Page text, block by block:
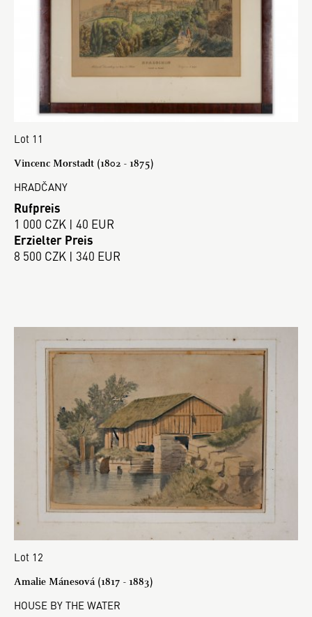
Lot 11
Vincenc Morstadt (1802 - 1875)
HRADČANY
Rufpreis
1 000 CZK | 40 EUR
Erzielter Preis
8 500 CZK | 340 EUR
Lot 12
Amalie Mánesová (1817 - 1883)
HOUSE BY THE WATER